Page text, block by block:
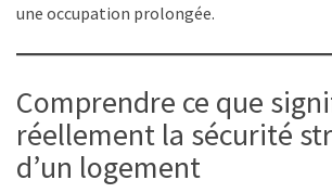
une occupation prolongée.
Comprendre ce que
réellement la sécurité
d’un logement